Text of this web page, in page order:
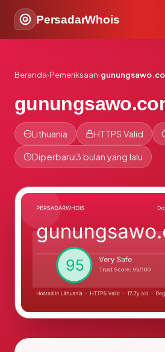
PersadarWhois
Beranda›Pemeriksaan›
Lithuania HTTPS Valid
Diperbarui3 bulan yang lalu